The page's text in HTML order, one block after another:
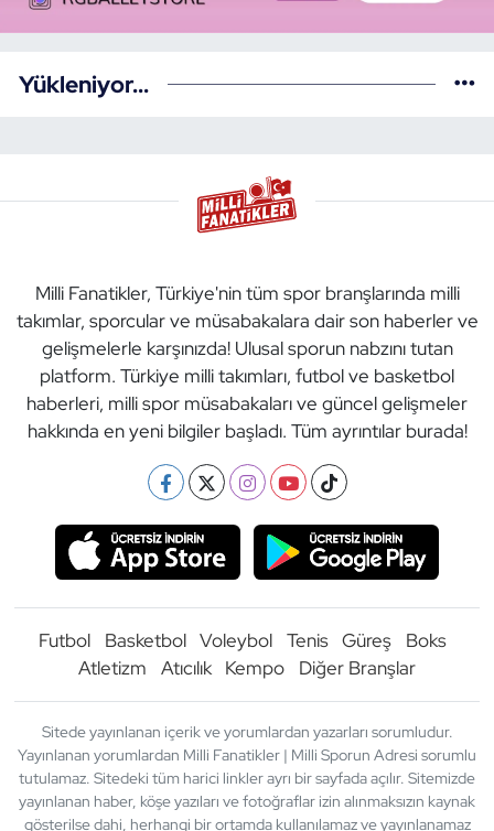
Yükleniyor...
Milli Fanatikler, Türkiye'nin tüm spor branşlarında milli
takımlar, sporcular ve müsabakalara dair son haberler ve
gelişmelerle karşınızda! Ulusal sporun nabzını tutan
platform. Türkiye milli takımları, futbol ve basketbol
haberleri, milli spor müsabakaları ve güncel gelişmeler
hakkında en yeni bilgiler başladı. Tüm ayrıntılar burada!
Futbol Basketbol Voleybol Tenis Güreş
Boks
Atletizm
Atıcılık Kempo Diğer Branşlar
Sitede yayınlanan içerik ve yorumlardan yazarları sorumludur.
Yayınlanan yorumlardan Milli Fanatikler | Milli Sporun Adresi sorumlu
tutulamaz. Sitedeki tüm harici linkler ayrı bir sayfada açılır. Sitemizde
yayınlanan haber, köşe yazıları ve fotoğraflar izin alınmaksızın kaynak
gösterilse dahi, herhangi bir ortamda kullanılamaz ve yayınlanamaz